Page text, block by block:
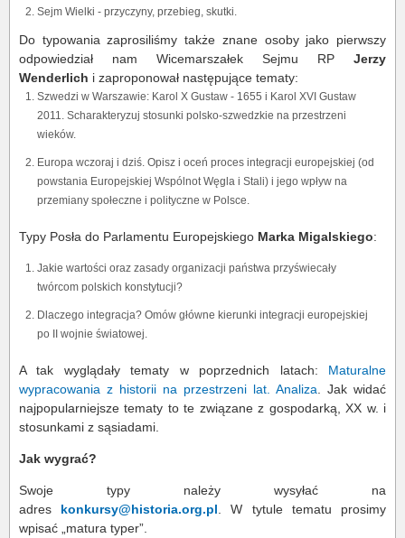
Sejm Wielki - przyczyny, przebieg, skutki.
Do typowania zaprosiliśmy także znane osoby jako pierwszy
odpowiedział nam Wicemarszałek Sejmu RP Jerzy
Wenderlich i zaproponował następujące tematy:
Szwedzi w Warszawie: Karol X Gustaw - 1655 i Karol XVI Gustaw
2011. Scharakteryzuj stosunki polsko-szwedzkie na przestrzeni
wieków.
Europa wczoraj i dziś. Opisz i oceń proces integracji europejskiej (od
powstania Europejskiej Wspólnot Węgla i Stali) i jego wpływ na
przemiany społeczne i polityczne w Polsce.
Typy Posła do Parlamentu Europejskiego Marka Migalskiego:
Jakie wartości oraz zasady organizacji państwa przyświecały
twórcom polskich konstytucji?
Dlaczego integracja? Omów główne kierunki integracji europejskiej
po II wojnie światowej.
A tak wyglądały tematy w poprzednich latach: Maturalne
wypracowania z historii na przestrzeni lat. Analiza . Jak widać
najpopularniejsze tematy to te związane z gospodarką, XX w. i
stosunkami z sąsiadami.
Jak wygrać?
Swoje typy należy wysyłać na
adres konkursy@historia.org.pl . W tytule tematu prosimy
wpisać „matura typer”.